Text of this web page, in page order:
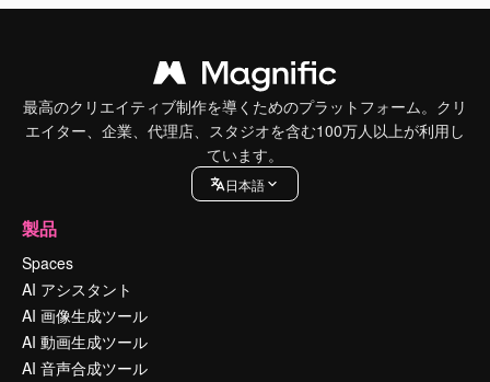
最高のクリエイティブ制作を導くためのプラットフォーム。クリ
エイター、企業、代理店、スタジオを含む100万人以上が利用し
ています。
日本語
製品
Spaces
AI アシスタント
AI 画像生成ツール
AI 動画生成ツール
AI 音声合成ツール